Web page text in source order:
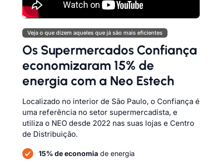
Veja o que dizem aqueles que já são mais eficientes
Os Supermercados Confiança
economizaram 15% de
energia com a Neo Estech
Localizado no interior de São Paulo, o Confiança é
uma referência no setor supermercadista, e
utiliza o NEO desde 2022 nas suas lojas e Centro
de Distribuição.
15% de economiade energia